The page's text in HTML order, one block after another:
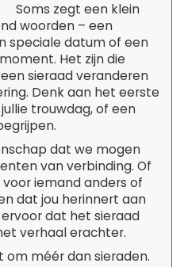
Soms zegt een klein
woorden – een
speciale datum of een
Het zijn die
sieraad veranderen
Denk aan het eerste
trouwdag, of een
dat we mogen
van verbinding. Of
iemand anders of
dat jou herinnert aan
dat het sieraad
verhaal erachter.
om méér dan sieraden.